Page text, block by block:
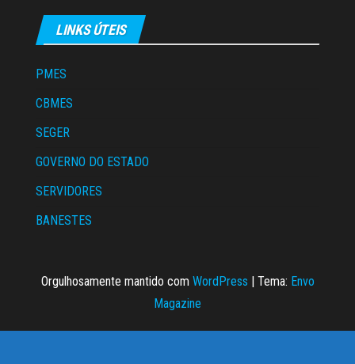
LINKS ÚTEIS
PMES
CBMES
SEGER
GOVERNO DO ESTADO
SERVIDORES
BANESTES
Orgulhosamente mantido com WordPress | Tema: Envo
Magazine